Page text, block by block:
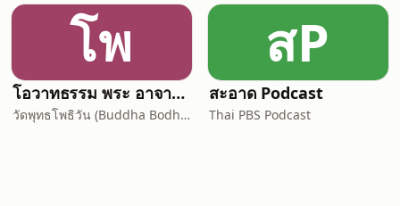
โพ
โอวาทธรรม พระ อาจารย์ กัลยาโณ
วัดพุทธโพธิวัน (Buddha Bodhivana Monastery - Ajahn Kalyano)
สP
สะอาด Podcast
Thai PBS Podcast